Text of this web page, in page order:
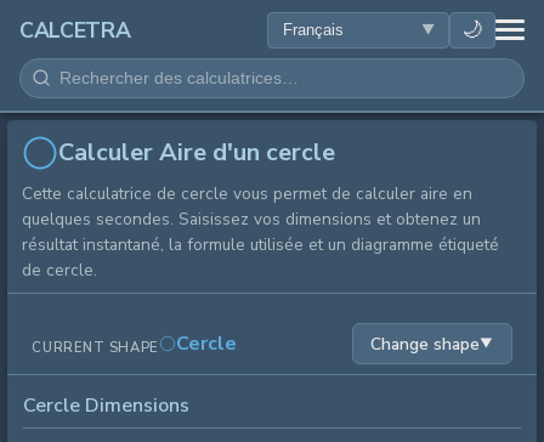
CALCETRA 🌙
MATHÉMATIQUES
CONVERSIONS
SCIENCE
QUOTIDIEN
AUTRES OUTILS
Calculer Aire d'un cercle
Cette calculatrice de cercle vous permet de calculer aire en
quelques secondes. Saisissez vos dimensions et obtenez un
résultat instantané, la formule utilisée et un diagramme étiqueté
de cercle.
CURRENT SHAPE Cercle Change shape▼
Cercle Dimensions